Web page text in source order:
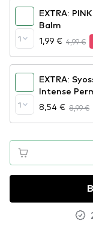
1
EXTRA:
Balm
1,99 € 4,99 €
1
EXTRA:
Intense
Hezelnut
8,54 € 8,99 €